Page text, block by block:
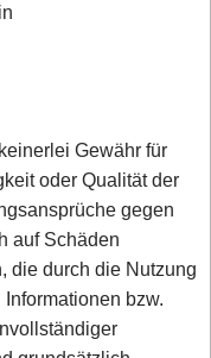
Gewähr für
oder Qualität der
gegen
auf Schäden
die durch die Nutzung
bzw.